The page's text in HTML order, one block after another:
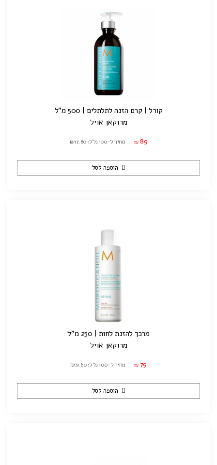
קורל | קרם הזנה לתלתלים | 500 מ"ל
מרוקאן אויל
₪ 89 מחיר ל-100 מ"ל: ₪17.80
הוספה לסל
מרכך להזנת לחות | 250 מ"ל
מרוקאן אויל
₪ 79 מחיר ל-100 מ"ל: ₪31.60
הוספה לסל